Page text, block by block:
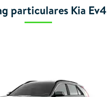
particulares Kia Ev4